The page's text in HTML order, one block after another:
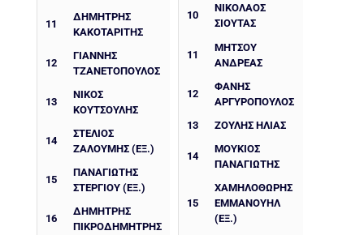
11
ΔΗΜΉΤΡΗΣ
ΚΑΚΟΤΑΡΊΤΗΣ
12
ΓΙΆΝΝΗΣ
ΤΖΑΝΕΤΌΠΟΥΛΟΣ
13
ΝΙΚΟΣ
ΚΟΥΤΣΟΥΛΗΣ
14
ΣΤΕΛΙΟΣ
ΖΑΛΟΥΜΗΣ (ΕΞ.)
15
ΠΑΝΑΓΙΩΤΗΣ
ΣΤΕΡΓΙΟΥ (ΕΞ.)
16
ΔΗΜΉΤΡΗΣ
ΠΙΚΡΟΔΗΜΉΤΡΗΣ
10
ΝΙΚΌΛΑΟΣ
ΣΙΟΎΤΑΣ
11
ΜΗΤΣΟΥ
ΑΝΔΡΕΑΣ
12
ΦΆΝΗΣ
ΑΡΓΥΡΌΠΟΥΛΟΣ
13
ΖΟΥΛΗΣ ΗΛΙΑΣ
14
ΜΟΥΚΙΟΣ
ΠΑΝΑΓΙΩΤΗΣ
15
ΧΑΜΗΛΟΘΩΡΗΣ
ΕΜΜΑΝΟΥΗΛ
(ΕΞ.)